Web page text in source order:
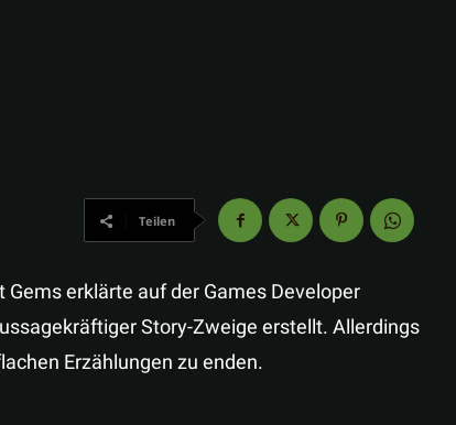
Teilen
erklärte auf der Games Developer
Story-Zweige erstellt. Allerdings
Erzählungen zu enden.